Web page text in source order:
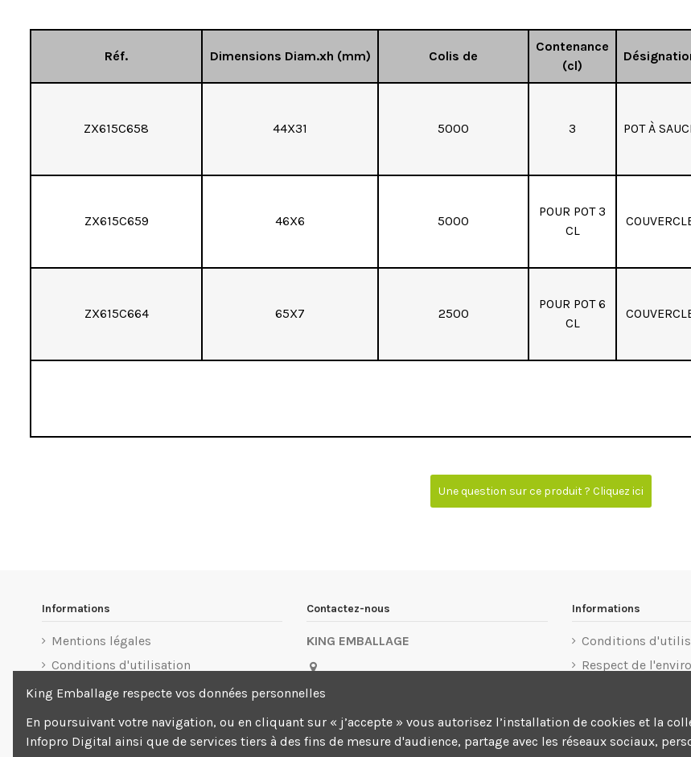
Réf. Dimensions Diam.xh (mm) Colis de
Contenance
(cl)
ZX615C658 44X31 5000 3 POT À
ZX615C659 46X6 5000
POUR POT 3
CL
ZX615C664 65X7 2500
POUR POT 6
CL
Une question sur ce produit ? Cliquez ici
Informations
Mentions légales
Conditions d'utilisation
Livraison
Contactez-nous
KING EMBALLAGE
3 Allée du 1er Mai 77183 Croissy-
01 88 32 76 55
Informations
Conditions
Respect de
Conditions
King Emballage respecte vos données personnelles
En poursuivant votre navigation, ou en cliquant sur « j’accepte » vous autorisez l’installation de cookies et la
Infopro Digital ainsi que de services tiers à des fins de mesure d'audience, partage avec les réseaux sociaux,